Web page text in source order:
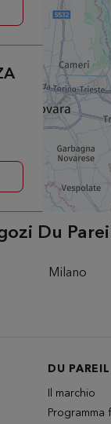
Du
Milano
DU
Il marchio
Programma